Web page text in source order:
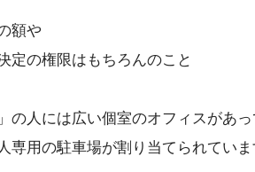
額や
定の権限はもちろんのこと
」の人には広い個室のオフィスがあ
専用の駐車場が割り当てられてい